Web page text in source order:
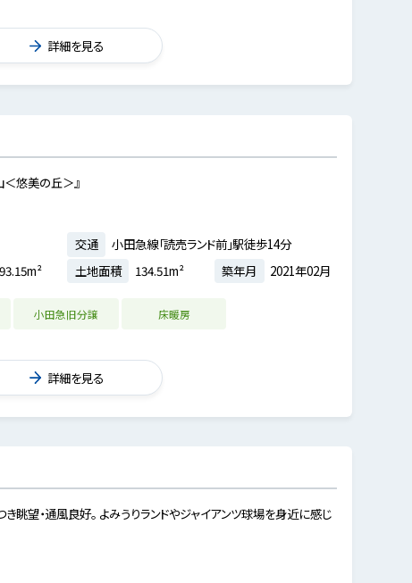
詳細を見る
悠美の丘＞』
交通
小田急線「読売ランド前」駅徒歩14分
93.15m² 土地面積 134.51m² 築年月 2021年02月
小田急旧分譲 床暖房
詳細を見る
眺望・通風良好。 よみうりランドやジャイアンツ球場を身近に感じ